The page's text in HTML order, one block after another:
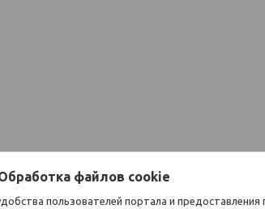
файлов cookie
пользователей портала и